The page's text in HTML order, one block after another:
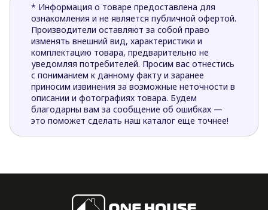
* Информация о товаре предоставлена для
ознакомления и не является публичной офертой.
Производители оставляют за собой право
изменять внешний вид, характеристики и
комплектацию товара, предварительно не
уведомляя потребителей. Просим вас отнестись
с пониманием к данному факту и заранее
приносим извинения за возможные неточности в
описании и фотографиях товара. Будем
благодарны вам за сообщение об ошибках —
это поможет сделать наш каталог еще точнее!